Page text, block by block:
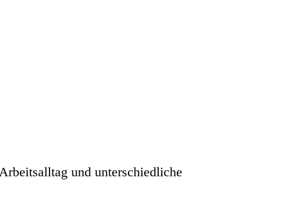
und unterschiedliche